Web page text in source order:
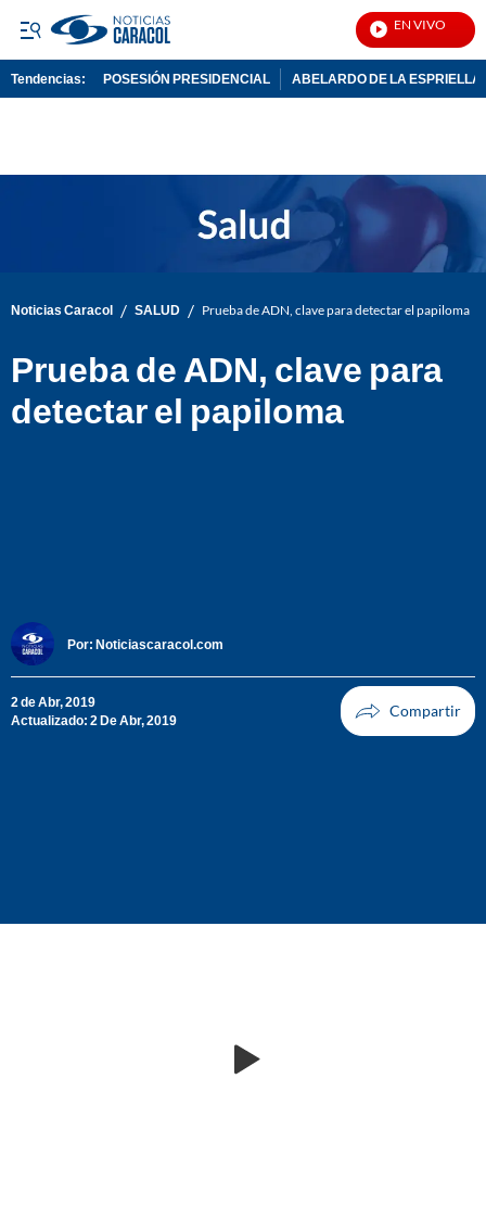
EN VIVO
Tendencias: POSESIÓN PRESIDENCIAL ABELARDO DE LA ESPRIELLA
Noticias Caracol / SALUD / Prueba de ADN, clave para detectar el papiloma
Prueba de ADN, clave para
detectar el papiloma
Por: Noticiascaracol.com
2 de Abr, 2019
Actualizado: 2 De Abr, 2019